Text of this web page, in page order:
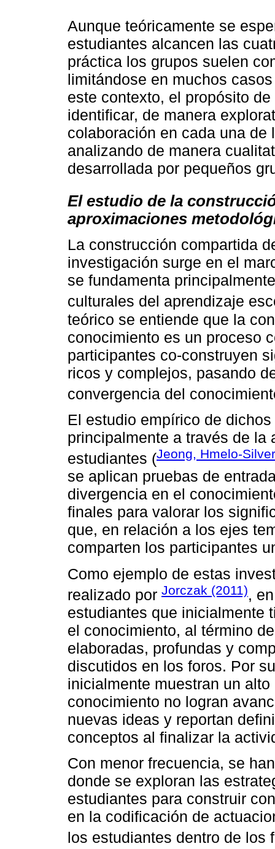
Aunque teóricamente se
estudiantes alcancen las
práctica los grupos suelen
limitándose en muchos
este contexto, el propósito
identificar, de manera
colaboración en cada una
analizando de manera
desarrollada por pequeños
El estudio de la
aproximaciones
La construcción compartida
investigación surge en el
se fundamenta
culturales del aprendizaje
teórico se entiende que la
conocimiento es un proceso
participantes co-construyen
ricos y complejos, pasando
convergencia del
El estudio empírico de
principalmente a través de la
estudiantes (Jeong, Hmelo-
se aplican pruebas de
divergencia en el
finales para valorar los
que, en relación a los ejes
comparten los participantes
Como ejemplo de estas
realizado por Jorczak (2011),
estudiantes que inicialmente
el conocimiento, al término
elaboradas, profundas y
discutidos en los foros. Por
inicialmente muestran un
conocimiento no logran
nuevas ideas y reportan
conceptos al finalizar la
Con menor frecuencia, se
donde se exploran las
estudiantes para construir
en la codificación de
los estudiantes dentro de los